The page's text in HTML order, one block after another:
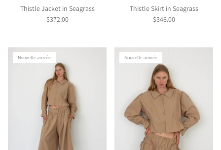
Thistle Jacket in Seagrass
$372.00
Thistle Skirt in Seagrass
$346.00
Nouvelle arrivée Nouvelle arrivée